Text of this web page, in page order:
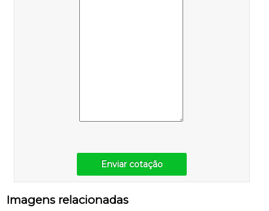
Enviar cotação
Imagens relacionadas